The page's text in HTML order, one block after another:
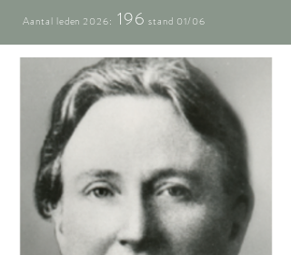
Aantal leden 2026: 196 stand 01/06